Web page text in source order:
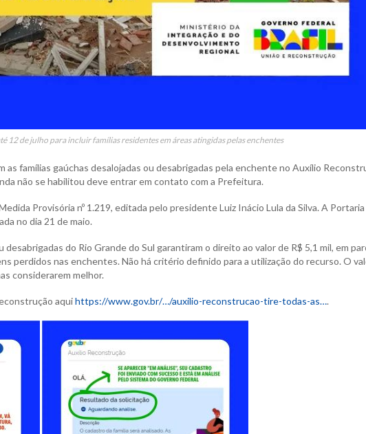
12 de julho para incluir famílias residentes em áreas atingidas pelas enchentes
as famílias gaúchas desalojadas ou desabrigadas pela enchente no Auxílio
não se habilitou deve entrar em contato com a Prefeitura.
Provisória nº 1.219, editada pelo presidente Luiz Inácio Lula da Silva. A Portaria
no dia 21 de maio.
do Rio Grande do Sul garantiram o direito ao valor de R$ 5,1 mil, em
perdidos nas enchentes. Não há critério definido para a utilização do recurso. O
considerarem melhor.
aquihttps://www.gov.br/…/auxilio-reconstrucao-tire-todas-as….